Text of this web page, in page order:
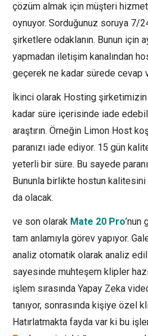
çözüm almak için müşteri
oynuyor. Sorduğunuz soruya 7/
şirketlere odaklanın. Bunun için
yapmadan iletişim kanalından
geçerek ne kadar sürede cevap
İkinci olarak Hosting şirketimizin
kadar süre içerisinde iade
araştırın. Örneğin Limon Host
paranızı iade ediyor. 15 gün
yeterli bir süre. Bu sayede
Bununla birlikte hostun kalitesini
da olacak.
ve son olarak Mate 20 Pro’nun
tam anlamıyla görev yapıyor.
analiz otomatik olarak analiz
sayesinde muhteşem klipler
işlem sırasında Yapay Zeka
tanıyor, sonrasında kişiye özel
Hatırlatmakta fayda var ki bu